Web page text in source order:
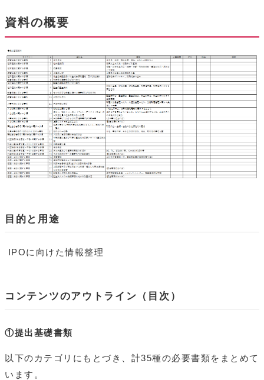
資料の概要
目的と用途
IPOに向けた情報整理
コンテンツのアウトライン（目次）
①提出基礎書類
以下のカテゴリにもとづき、計35種の必要書類をまとめて
います。